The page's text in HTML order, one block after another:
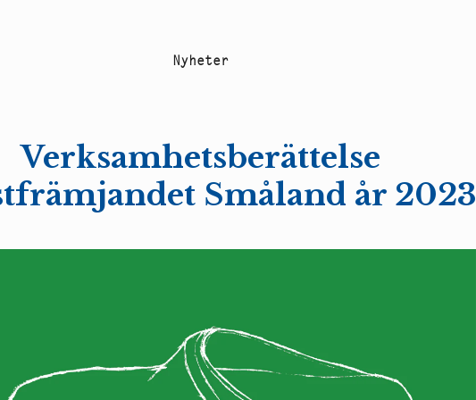
Nyheter
Verksamhetsberättelse
Småland år 2023